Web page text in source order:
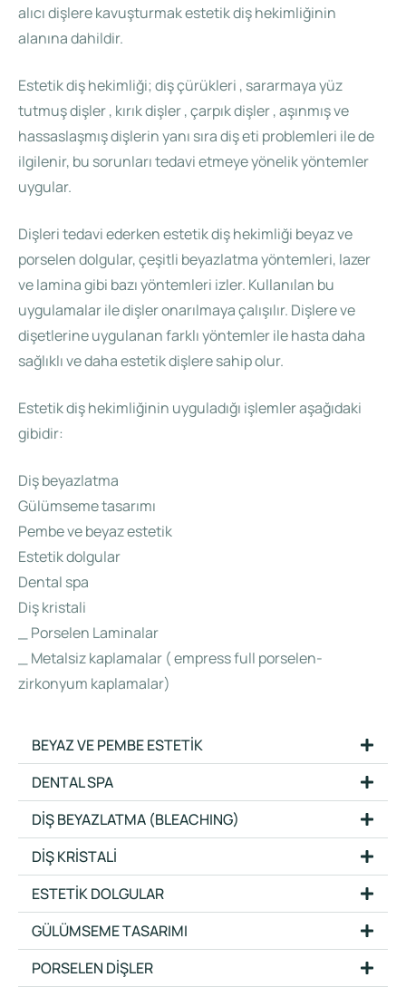
alıcı dişlere kavuşturmak estetik diş hekimliğinin
alanına dahildir.
Estetik diş hekimliği; diş çürükleri , sararmaya yüz
tutmuş dişler , kırık dişler , çarpık dişler , aşınmış ve
hassaslaşmış dişlerin yanı sıra diş eti problemleri ile de
ilgilenir, bu sorunları tedavi etmeye yönelik yöntemler
uygular.
Dişleri tedavi ederken estetik diş hekimliği beyaz ve
porselen dolgular, çeşitli beyazlatma yöntemleri, lazer
ve lamina gibi bazı yöntemleri izler. Kullanılan bu
uygulamalar ile dişler onarılmaya çalışılır. Dişlere ve
dişetlerine uygulanan farklı yöntemler ile hasta daha
sağlıklı ve daha estetik dişlere sahip olur.
Estetik diş hekimliğinin uyguladığı işlemler aşağıdaki
gibidir:
Diş beyazlatma
Gülümseme tasarımı
Pembe ve beyaz estetik
Estetik dolgular
Dental spa
Diş kristali
_ Porselen Laminalar
_ Metalsiz kaplamalar ( empress full porselen-
zirkonyum kaplamalar)
BEYAZ VE PEMBE ESTETİK
DENTAL SPA
DİŞ BEYAZLATMA (BLEACHING)
DİŞ KRİSTALİ
ESTETİK DOLGULAR
GÜLÜMSEME TASARIMI
PORSELEN DİŞLER